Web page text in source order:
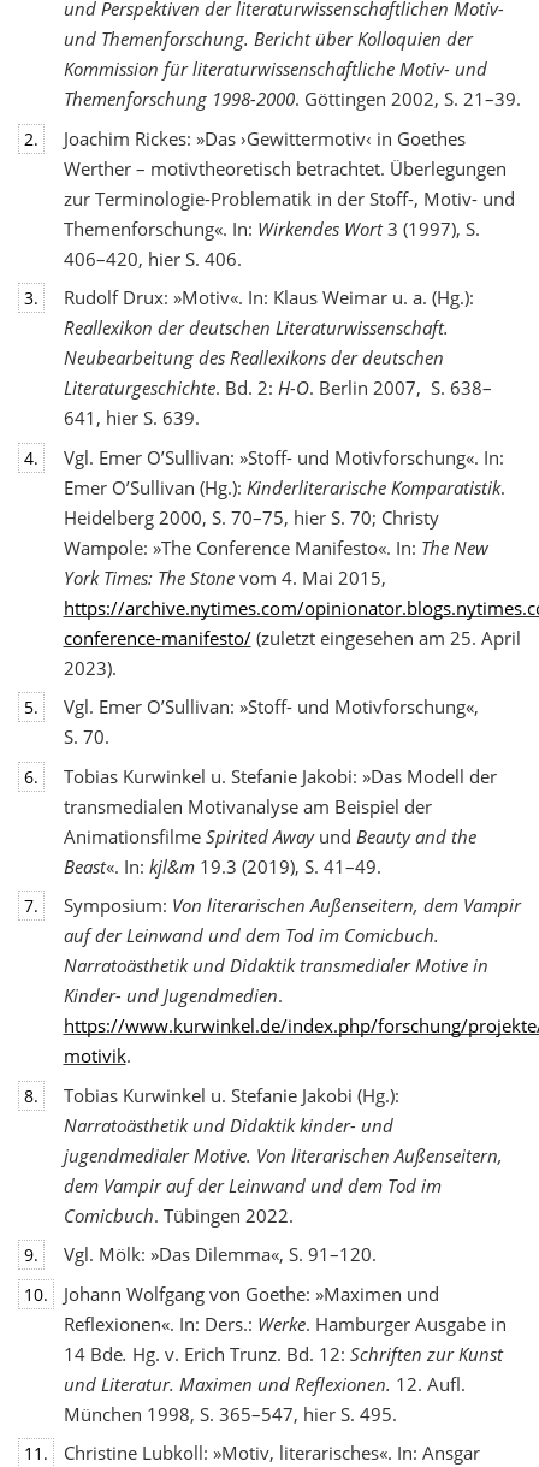
und Perspektiven der literaturwissenschaftlichen Motiv-
und Themenforschung. Bericht über Kolloquien der
Kommission für literaturwissenschaftliche Motiv- und
Themenforschung 1998-2000. Göttingen 2002, S. 21–39.
2.
Joachim Rickes: »Das ›Gewittermotiv‹ in Goethes
Werther – motivtheoretisch betrachtet. Überlegungen
zur Terminologie-Problematik in der Stoff-, Motiv- und
Themenforschung«. In: Wirkendes Wort3 (1997), S.
406–420, hier S. 406.
3.
Rudolf Drux: »Motiv«. In: Klaus Weimar u. a. (Hg.):
Reallexikon der deutschen Literaturwissenschaft.
Neubearbeitung des Reallexikons der deutschen
Literaturgeschichte. Bd. 2: H-O. Berlin 2007, S. 638–
641, hier S. 639.
4.
Vgl. Emer O’Sullivan: »Stoff- und Motivforschung«. In:
Emer O’Sullivan (Hg.): Kinderliterarische Komparatistik.
Heidelberg 2000, S. 70–75, hier S. 70; Christy
Wampole: »The Conference Manifesto«. In: The New
York Times: The Stonevom 4. Mai 2015,
https://archive.nytimes.com/
conference-manifesto/(zuletzt eingesehen am 25. April
2023).
5.
Vgl. Emer O’Sullivan: »Stoff- und Motivforschung«,
S. 70.
6.
Tobias Kurwinkel u. Stefanie Jakobi: »Das Modell der
transmedialen Motivanalyse am Beispiel der
Animationsfilme Spirited Awayund Beauty and the
Beast«. In: kjl&m19.3 (2019), S. 41–49.
7. Symposium: Von literarischen Außenseitern, dem Vampir
auf der Leinwand und dem Tod im Comicbuch.
Narratoästhetik und Didaktik transmedialer Motive in
Kinder- und Jugendmedien.
https://www.kurwinkel.de/index.php/forschung/
motivik.
8.
Tobias Kurwinkel u. Stefanie Jakobi (Hg.):
Narratoästhetik und Didaktik kinder- und
jugendmedialer Motive. Von literarischen Außenseitern,
dem Vampir auf der Leinwand und dem Tod im
Comicbuch. Tübingen 2022.
9. Vgl. Mölk: »Das Dilemma«, S. 91–120.
10.
Johann Wolfgang von Goethe: »Maximen und
Reflexionen«. In: Ders.: Werke. Hamburger Ausgabe in
14 Bde. Hg. v. Erich Trunz. Bd. 12: Schriften zur Kunst
und Literatur. Maximen und Reflexionen. 12. Aufl.
München 1998, S. 365–547, hier S. 495.
11.
Christine Lubkoll: »Motiv, literarisches«. In: Ansgar